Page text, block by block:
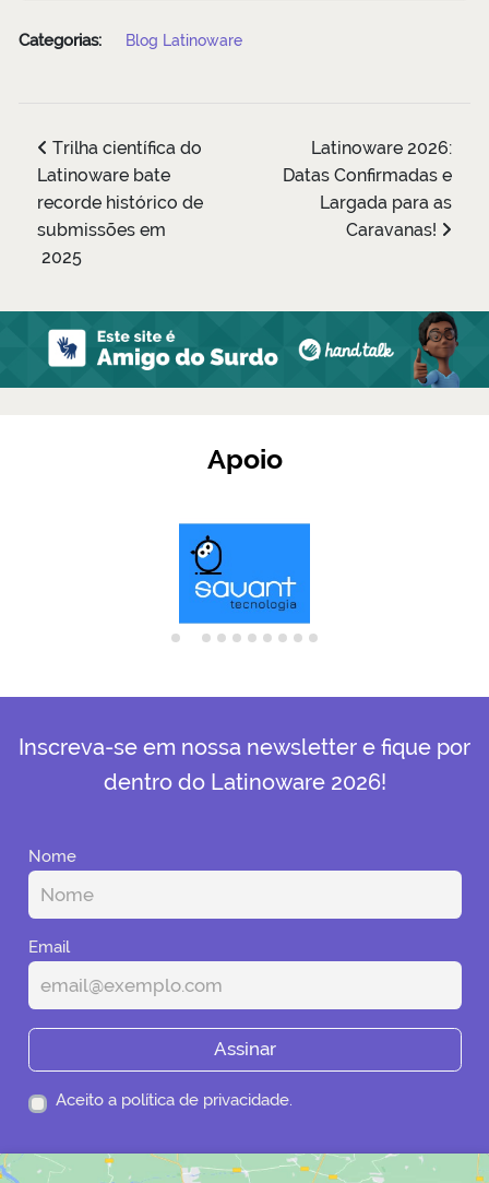
Categorias: Blog Latinoware
Trilha científica do
Latinoware bate
recorde histórico de
submissões em
2025
Latinoware 2026:
Datas Confirmadas e
Largada para as
Caravanas!
Apoio
Inscreva-se em nossa newsletter e fique por
dentro do Latinoware 2026!
Nome
Email
Assinar
Aceito a política de privacidade.